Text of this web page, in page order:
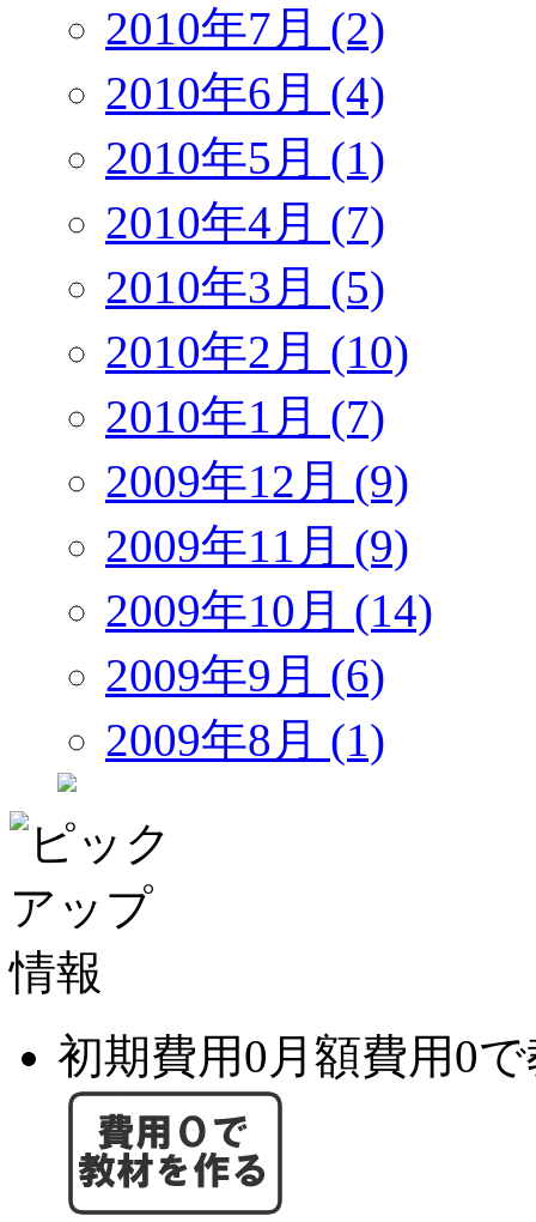
2010年7月 (2)
2010年6月 (4)
2010年5月 (1)
2010年4月 (7)
2010年3月 (5)
2010年2月 (10)
2010年1月 (7)
2009年12月 (9)
2009年11月 (9)
2009年10月 (14)
2009年9月 (6)
2009年8月 (1)
初期費用0月額費用0